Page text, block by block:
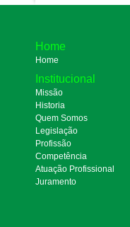
Home
Home
Institucional
Missão
Historia
Quem Somos
Legislação
Profissão
Competência
Atuação Profissional
Juramento